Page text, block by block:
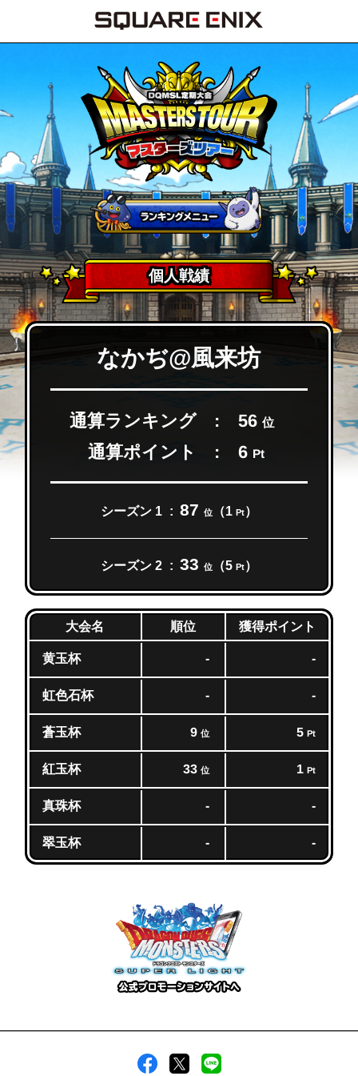
個人戦績
なかぢ@風来坊
通算ランキング 56位
通算ポイント 6 Pt
シーズン 1 87 位（1 Pt）
シーズン 2 33 位（5 Pt）
大会名 順位 獲得ポイント
黄玉杯 - -
虹色石杯 - -
蒼玉杯 9 位 5 Pt
紅玉杯 33 位 1 Pt
真珠杯 - -
翠玉杯 - -